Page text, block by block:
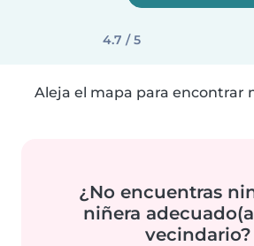
4.7 / 5
Aleja el mapa para encontrar
¿No encuentras
niñera
vecindario?